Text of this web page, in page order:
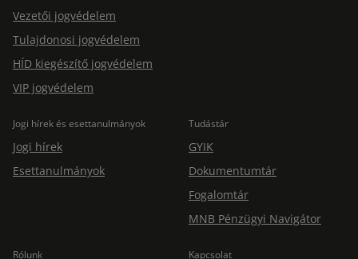
Vezetői jogvédelem
Tulajdonosi jogvédelem
HÍD kiegészítő jogvédelem
VIP jogvédelem
Jogi hírek és esettanulmányok
Jogi hírek
Esettanulmányok
Tudástár
GYIK
Dokumentumtár
Fogalomtár
MNB Pénzügyi Navigátor
Rólunk Kapcsolat